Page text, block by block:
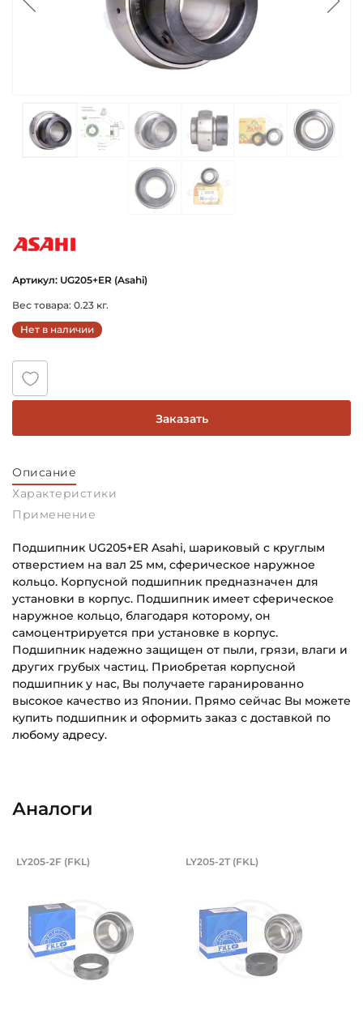
Артикул: UG205+ER (Asahi)
Вес товара: 0.23 кг.
Нет в наличии
Заказать
Описание
Характеристики
Применение
Подшипник UG205+ER Asahi, шариковый с круглым
отверстием на вал 25 мм, сферическое наружное
кольцо. Корпусной подшипник предназначен для
установки в корпус. Подшипник имеет сферическое
наружное кольцо, благодаря которому, он
самоцентрируется при установке в корпус.
Подшипник надежно защищен от пыли, грязи, влаги и
других грубых частиц. Приобретая корпусной
подшипник у нас, Вы получаете гаранированно
высокое качество из Японии. Прямо сейчас Вы можете
купить подшипник и оформить заказ с доставкой по
любому адресу.
Наружный диаметр (D):
Ширина внутреннего кольца (B):
Ширина наружного кольца (С):
17 мм
Ширина в сборе (Монтажная):
Категория:
Аналоги
Подшипник 25х52х44,4/15 мм,
LY205-2F (FKL) Подшипник
LY205-2T (FKL)